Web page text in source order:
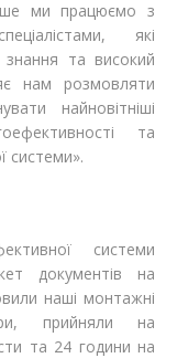
ми працюємо з
які
знання та високий
нам розмовляти
найновітніші
та
системи».
системи
документів на
наші монтажні
прийняли на
та 24 години на